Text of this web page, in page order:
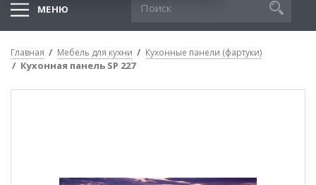
МЕНЮ
Главная Мебель для кухни Кухонные панели (фартуки)
Кухонная панель SP 227